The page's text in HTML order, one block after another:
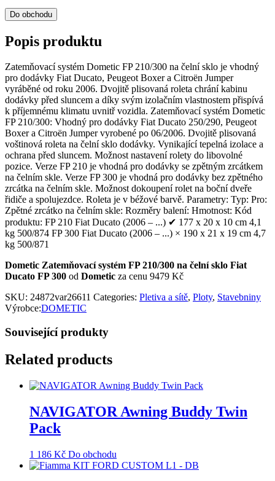
Do obchodu
Popis produktu
Zatemňovací systém Dometic FP 210/300 na čelní sklo je vhodný
pro dodávky Fiat Ducato, Peugeot Boxer a Citroën Jumper
vyráběné od roku 2006. Dvojitě plisovaná roleta chrání kabinu
dodávky před sluncem a díky svým izolačním vlastnostem přispívá
k příjemnému klimatu uvnitř vozidla. Zatemňovací systém Dometic
FP 210/300: Vhodný pro dodávky Fiat Ducato 250/290, Peugeot
Boxer a Citroën Jumper vyrobené po 06/2006. Dvojitě plisovaná
voštinová roleta na čelní sklo dodávky. Vynikající tepelná izolace a
ochrana před sluncem. Možnost nastavení rolety do libovolné
pozice. Verze FP 210 je vhodná pro dodávky se zpětným zrcátkem
na čelním skle. Verze FP 300 je vhodná pro dodávky bez zpětného
zrcátka na čelním skle. Možnost dokoupení rolet na boční dveře
řidiče a spolujezdce. Roleta je v béžové barvě. Parametry: Typ: Pro:
Zpětné zrcátko na čelním skle: Rozměry balení: Hmotnost: Kód
produktu: FP 210 Fiat Ducato (2006 – ...) ✔ 177 x 20 x 10 cm 4,1
kg 500/874 FP 300 Fiat Ducato (2006 – ...) × 190 x 21 x 19 cm 4,7
kg 500/871
Dometic Zatemňovací systém FP 210/300 na čelní sklo Fiat
Ducato FP 300 od Dometic za cenu 9479 Kč
SKU: 24872var26611 Categories: Pletiva a sítě, Ploty, Stavebniny
Výrobce:DOMETIC
Související produkty
Related products
NAVIGATOR Awning Buddy Twin
Pack
1 186 Kč Do obchodu